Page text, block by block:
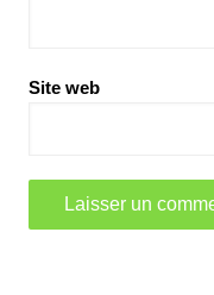
Site web